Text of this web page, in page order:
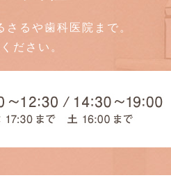
るや歯科医院まで。
ださい。